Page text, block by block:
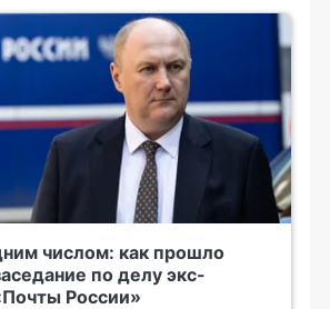
числом: как прошло
по делу экс-
России»